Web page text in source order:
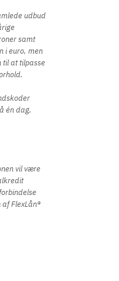
udbud
samt
i euro, men
til at tilpasse
én dag,
vil være
FlexLån®